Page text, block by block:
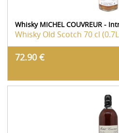
Whisky MICHEL COUVREUR -
Whisky Old Scotch 70 cl
72.90 €